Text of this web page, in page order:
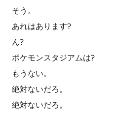
そう。
あれはあります?
ん?
ポケモンスタジアムは?
もうない。
絶対ないだろ。
絶対ないだろ。